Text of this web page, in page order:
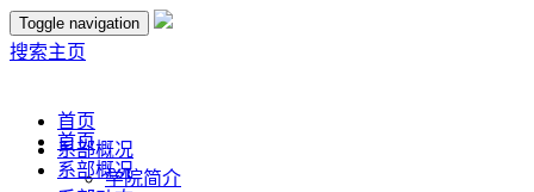
Toggle navigation
搜索主页
首页
系部概况
学院简介
首页
系部概况